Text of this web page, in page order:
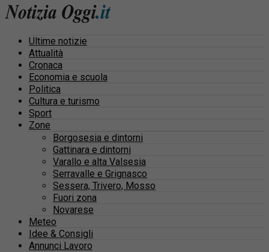
Ultime notizie
Attualità
Cronaca
Economia e scuola
Politica
Cultura e turismo
Sport
Zone
Borgosesia e dintorni
Gattinara e dintorni
Varallo e alta Valsesia
Serravalle e Grignasco
Sessera, Trivero, Mosso
Fuori zona
Novarese
Meteo
Idee & Consigli
Annunci Lavoro